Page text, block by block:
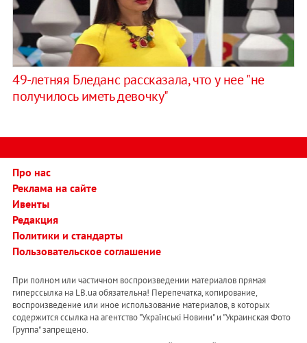
49-летняя Бледанс рассказала, что у нее "не
получилось иметь девочку"
Про нас
Реклама на сайте
Ивенты
Редакция
Политики и стандарты
Пользовательское соглашение
При полном или частичном воспроизведении материалов прямая
гиперссылка на LB.ua обязательна! Перепечатка, копирование,
воспроизведение или иное использование материалов, в которых
содержится ссылка на агентство "Українськi Новини" и "Украинская Фото
Группа" запрещено.